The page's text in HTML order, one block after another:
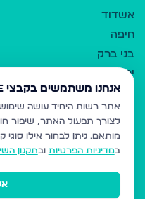
אשדוד
חיפה
בני ברק
ירושלים
אלעד
גבעת זאב
בית שמש
רכסים
מודיעין עילית
אנחנו משתמשים בקבצי Cookie
לצורך תפעול האתר, שיפור
מותאם. ניתן לבחור אילו
במדיניות הפרטיות ובתקנון